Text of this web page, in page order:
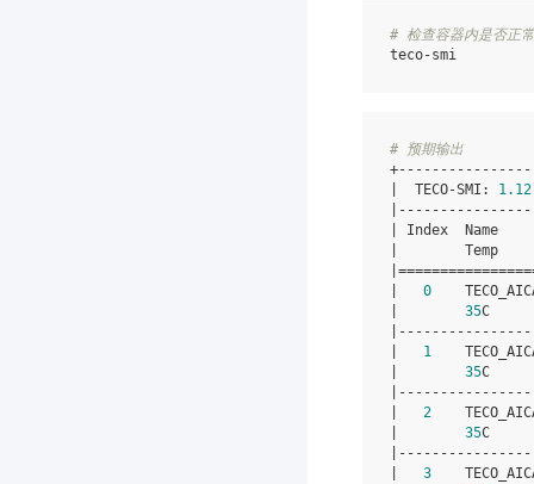
# 检查容器内是否正
# 预期输出
TECO-SMI: 1.12
Index
Name
Temp
0
35C
1
35C
2
35C
3